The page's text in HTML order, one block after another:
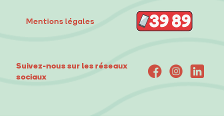
Mentions légales
Suivez-nous sur les réseaux
sociaux